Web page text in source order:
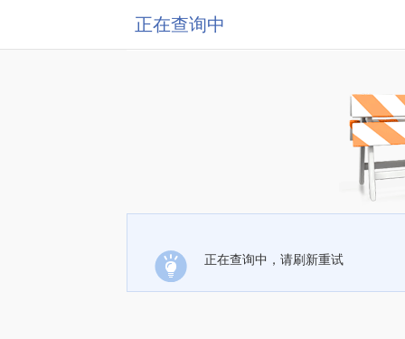
正在查询中
正在查询中，请刷新重试